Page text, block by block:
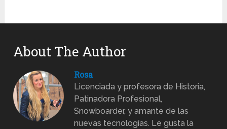
About The Author
Rosa
Licenciada y profesora de Historia,
Patinadora Profesional,
Snowboarder, y amante de las
nuevas tecnologías. Le gusta la